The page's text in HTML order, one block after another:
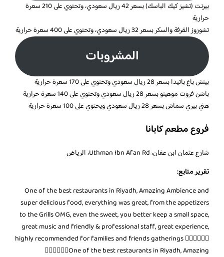
بيرنت (تشيز كيك الباسك) بسعر 42 ريال سعودي، وتحتوي على 210 سعرة
حرارية
تشوروز القرفة والسكر بسعر 32 ريال سعودي، وتحتوي على 400 سعرة حرارية
المشروبات
بيتش باغ باتيدا بسعر 28 ريال سعودي وتحتوي على 170 سعرة حرارية
باشن فروت موهيتو بسعر 28 ريال سعودي وتحتوي على 140 سعرة حرارية
هني بيري سماش بسعر 28 ريال سعودي ويحتوي على 100 سعرة حرارية
فروع مطعم كابانا
شارع عثمان ابن عفان، Uthman Ibn Afan Rd، الرياض
تقرير متابع:
One of the best restaurants in Riyadh, Amazing Ambience and
super delicious food, everything was great, from the appetizers
to the Grills OMG, even the sweet, you better keep a small space,
great music and friendly & professional staff, great experience,
highly recommended for families and friends gatherings 👍🏼👍🏼👍🏼
👌🏼👌🏼👌🏼One of the best restaurants in Riyadh, Amazing